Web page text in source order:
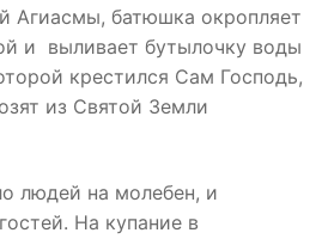
Агиасмы, батюшка окропляет
и выливает бутылочку воды
крестился Сам Господь,
из Святой Земли
людей на молебен, и
На купание в